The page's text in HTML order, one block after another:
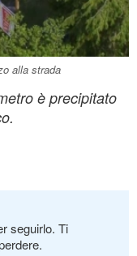
alla strada
è precipitato
seguirlo. Ti